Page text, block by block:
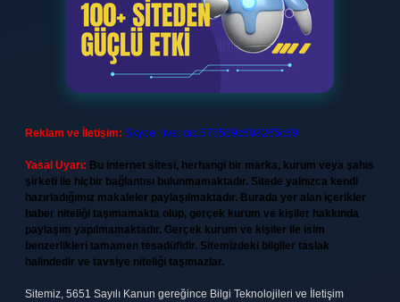
Reklam ve İletişim: Skype: live:.cid.575569c608265c69
Yasal Uyarı: Bu internet sitesi, herhangi bir marka, kurum veya şahıs
şirketi ile hiçbir bağlantısı bulunmamaktadır. Sitede yalnızca kendi
hazırladığımız makaleler paylaşılmaktadır. Burada yer alan içerikler
haber niteliği taşımamakta olup, gerçek kurum ve kişiler hakkında
paylaşım yapılmamaktadır. Gerçek kurum ve kişiler ile isim
benzerlikleri tamamen tesadüfidir. Sitemizdeki bilgiler taslak
halindedir ve tavsiye niteliği taşımazlar.
Sitemiz, 5651 Sayılı Kanun gereğince Bilgi Teknolojileri ve İletişim